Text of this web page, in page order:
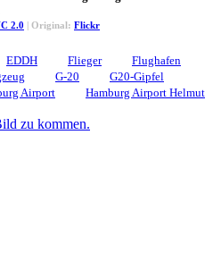
2.0 | Original: Flickr
EDDH Flieger
Flughafen
G-20
G20-Gipfel
Airport
Hamburg Airport Helmut